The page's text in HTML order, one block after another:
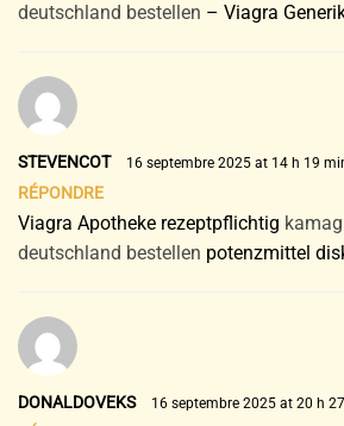
deutschland bestellen – Viagra
STEVENCOT 16 septembre 2025 at 14 h 19
RÉPONDRE
Viagra Apotheke rezeptpflichtig
deutschland bestellen potenzmittel
DONALDOVEKS 16 septembre 2025 at 20 h